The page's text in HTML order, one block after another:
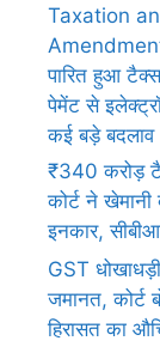
Taxation
पारित हुआ
पेमेंट से
कई बड़े बदलाव
₹340 करोड़
कोर्ट ने
इनकार,
GST
जमानत, कोर्ट
हिरासत का